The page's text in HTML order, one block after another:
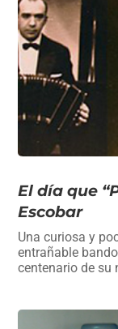
El día que
Escobar
Una curiosa y
entrañable
centenario de